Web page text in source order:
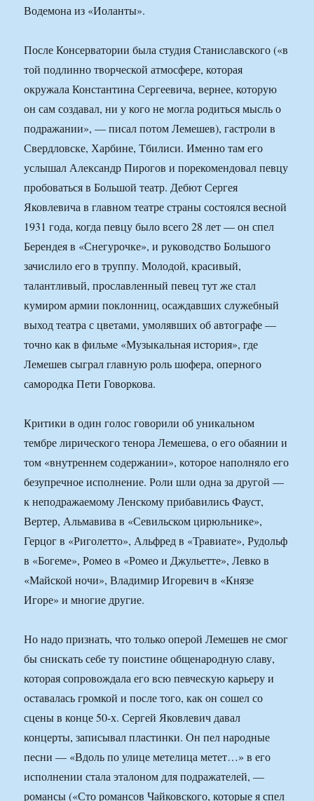
Водемона из «Иоланты».
После Консерватории была студия Станиславского («в
той подлинно творческой атмосфере, которая
окружала Константина Сергеевича, вернее, которую
он сам создавал, ни у кого не могла родиться мысль о
подражании», — писал потом Лемешев), гастроли в
Свердловске, Харбине, Тбилиси. Именно там его
услышал Александр Пирогов и порекомендовал певцу
пробоваться в Большой театр. Дебют Сергея
Яковлевича в главном театре страны состоялся весной
1931 года, когда певцу было всего 28 лет — он спел
Берендея в «Снегурочке», и руководство Большого
зачислило его в труппу. Молодой, красивый,
талантливый, прославленный певец тут же стал
кумиром армии поклонниц, осаждавших служебный
выход театра с цветами, умолявших об автографе —
точно как в фильме «Музыкальная история», где
Лемешев сыграл главную роль шофера, оперного
самородка Пети Говоркова.
Критики в один голос говорили об уникальном
тембре лирического тенора Лемешева, о его обаянии и
том «внутреннем содержании», которое наполняло его
безупречное исполнение. Роли шли одна за другой —
к неподражаемому Ленскому прибавились Фауст,
Вертер, Альмавива в «Севильском цирюльнике»,
Герцог в «Риголетто», Альфред в «Травиате», Рудольф
в «Богеме», Ромео в «Ромео и Джульетте», Левко в
«Майской ночи», Владимир Игоревич в «Князе
Игоре» и многие другие.
Но надо признать, что только оперой Лемешев не смог
бы снискать себе ту поистине общенародную славу,
которая сопровождала его всю певческую карьеру и
оставалась громкой и после того, как он сошел со
сцены в конце 50-х. Сергей Яковлевич давал
концерты, записывал пластинки. Он пел народные
песни — «Вдоль по улице метелица метет…» в его
исполнении стала эталоном для подражателей, —
романсы («Сто романсов Чайковского, которые я спел